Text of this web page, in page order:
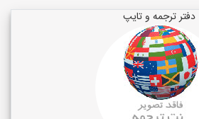
دفتر ترجمه و تایپ